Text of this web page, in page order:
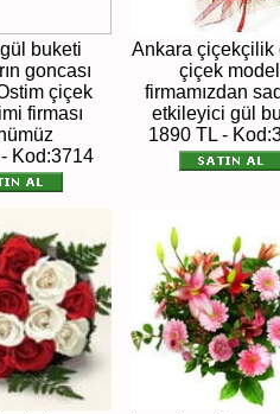
buketi
goncası
çiçek
firması
Kod:3714
Ankara çiçekçilik
çiçek
firmamızdan
etkileyici gül
1890 TL -